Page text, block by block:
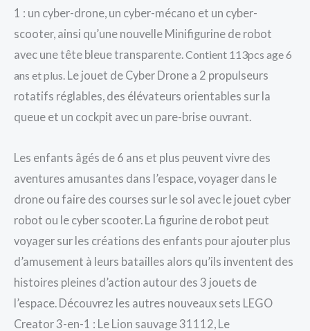
1 : un cyber-drone, un cyber-mécano et un cyber-
scooter, ainsi qu’une nouvelle Minifigurine de robot
avec une tête bleue transparente.Contient 113pcs age 6
ans et plus. Le jouet de Cyber Drone a 2 propulseurs
rotatifs réglables, des élévateurs orientables sur la
queue et un cockpit avec un pare-brise ouvrant.
Les enfants âgés de 6 ans et plus peuvent vivre des
aventures amusantes dans l’espace, voyager dans le
drone ou faire des courses sur le sol avec le jouet cyber
robot ou le cyber scooter. La figurine de robot peut
voyager sur les créations des enfants pour ajouter plus
d’amusement à leurs batailles alors qu’ils inventent des
histoires pleines d’action autour des 3 jouets de
l’espace. Découvrez les autres nouveaux sets LEGO
Creator 3-en-1 : Le Lion sauvage 31112, Le